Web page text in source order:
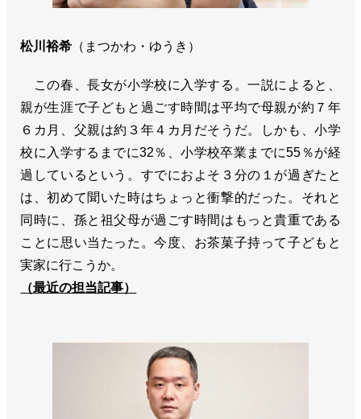
松川裕希 （まつかわ・ゆうき）
この春、長女が小学校に入学する。一説によると、
親が生涯で子どもと過ごす時間は平均で母親が約７年
６カ月、父親は約３年４カ月だそうだ。しかも、小学
校に入学するまでに32％、小学校卒業までに55％が経
過しているという。すでにおよそ３分の１が過ぎたと
は、初めて聞いた時はちょっと衝撃的だった。それと
同時に、孫と祖父母が過ごす時間はもっと貴重である
ことに思い当たった。今度、お茶菓子持って子どもと
実家に行こうか。
（最近の担当記事）